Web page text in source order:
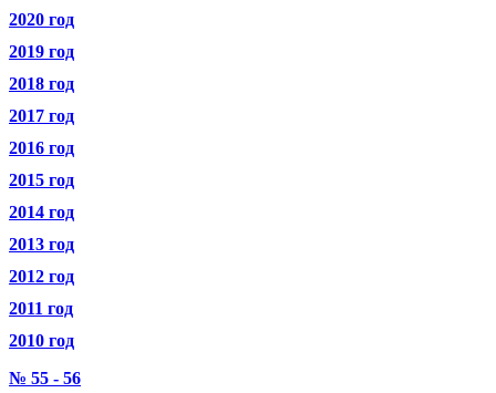
2020 год
2019 год
2018 год
2017 год
2016 год
2015 год
2014 год
2013 год
2012 год
2011 год
2010 год
№ 55 - 56